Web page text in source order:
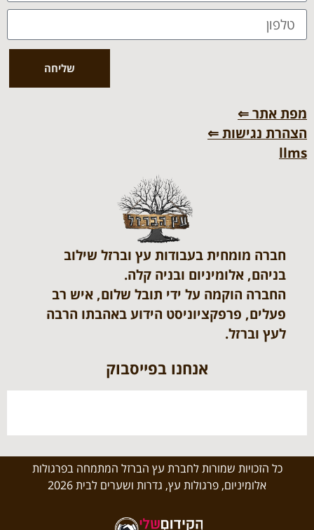
שליחה
מפת אתר ⇐
הצהרת נגישות ⇐
llms
חברה מומחית בעבודות עץ וברזל שילוב
בניהם, אלומיניום ובניה קלה.
החברה הוקמה על ידי תובל שלום, איש רב
פעלים, פרפקציוניסט הידוע באהבתו הרבה
לעץ וברזל.
אנחנו בפייסבוק
כל הזכויות שמורות לחברת עץ הברזל המתמחה בפרגולות
אלומיניום, פרגולות עץ, גדרות ושערים לבית 2026